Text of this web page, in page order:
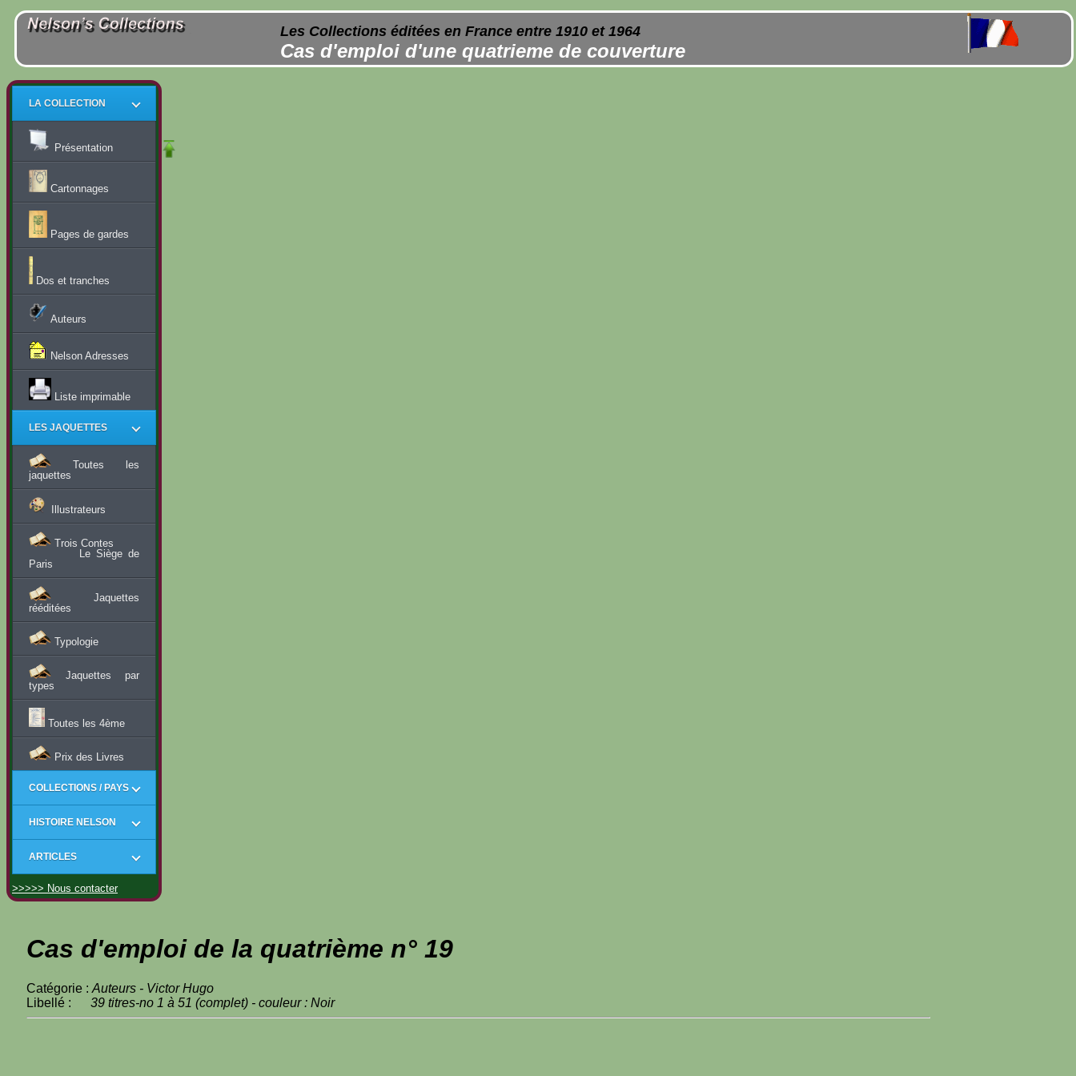
Les Collections éditées en France entre 1910 et 1964
Cas d'emploi d'une quatrieme de couverture
LA COLLECTION
Présentation
Cartonnages
Pages de gardes
Dos et tranches
Auteurs
Nelson Adresses
Liste imprimable
LES JAQUETTES
Toutes les
jaquettes
Illustrateurs
Trois Contes
Le Siège de
Paris
Jaquettes
rééditées
Typologie
Jaquettes par
types
Toutes les 4ème
Prix des Livres
COLLECTIONS / PAYS
HISTOIRE NELSON
ARTICLES
>>>>> Nous contacter
Cas d'emploi de la quatrième n° 19
Catégorie : Auteurs - Victor Hugo
Libellé : 39 titres-no 1 à 51 (complet) - couleur : Noir